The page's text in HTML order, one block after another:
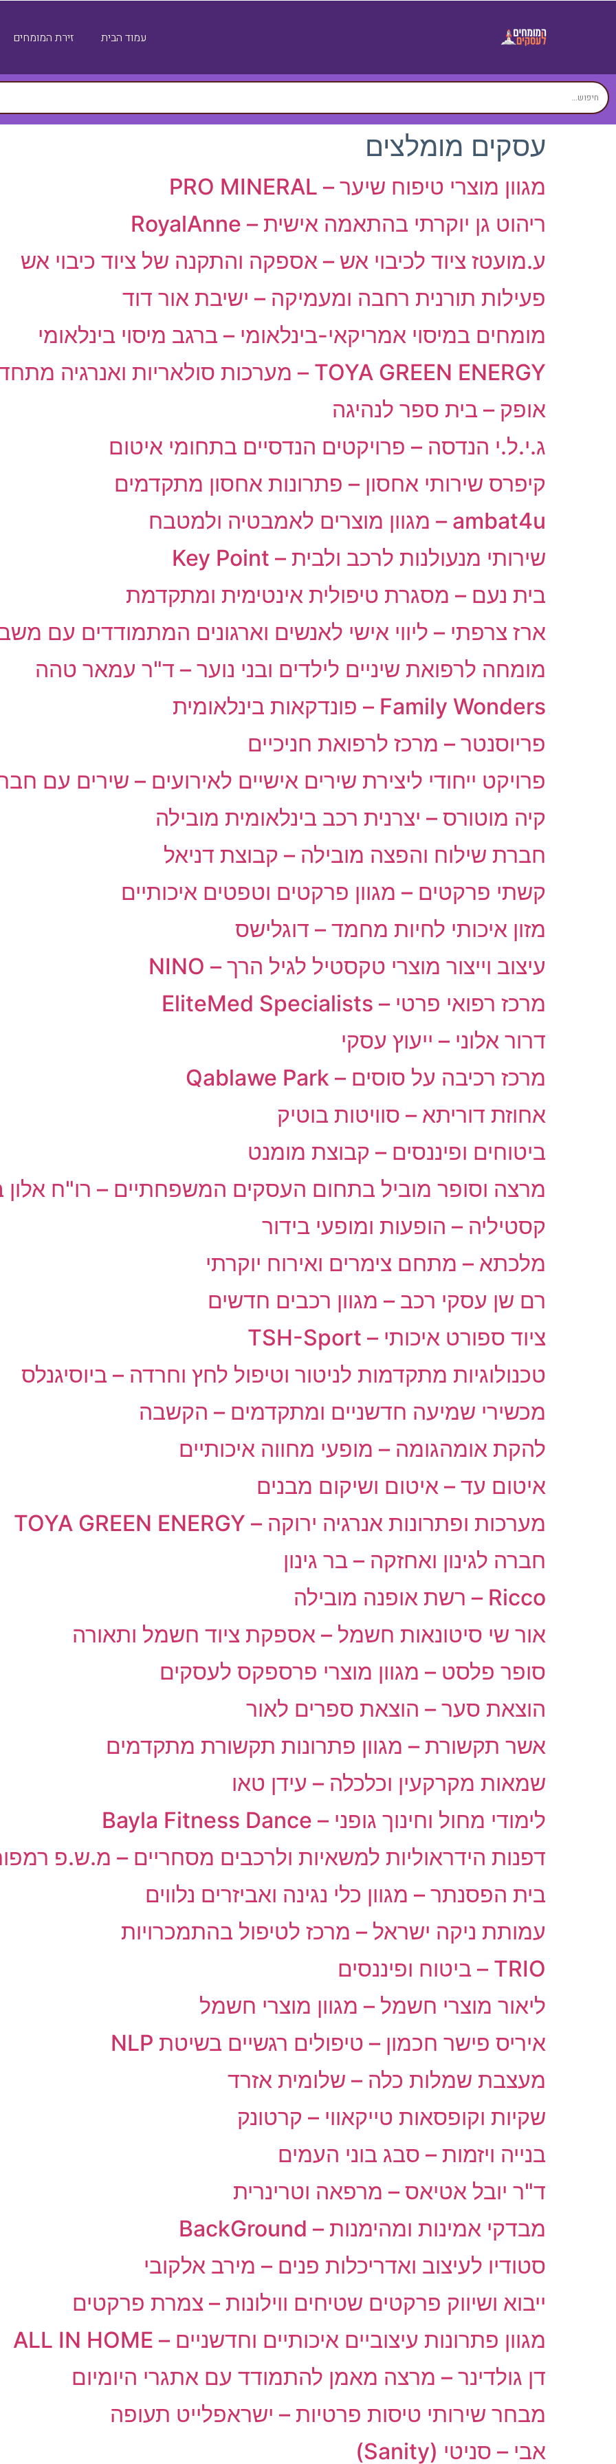
עמוד הבית זירת המומחים
עסקים מומלצים
מגוון מוצרי טיפוח שיער – PRO MINERAL
ריהוט גן יוקרתי בהתאמה אישית – RoyalAnne
ע.מועטז ציוד לכיבוי אש – אספקה והתקנה של ציוד כיבוי אש
פעילות תורנית רחבה ומעמיקה – ישיבת אור דוד
מומחים במיסוי אמריקאי-בינלאומי – ברגב מיסוי בינלאומי
TOYA GREEN ENERGY – מערכות סולאריות ואנרגיה מתחדשת
אופק – בית ספר לנהיגה
ג.י.ל.י הנדסה – פרויקטים הנדסיים בתחומי איטום
קיפרס שירותי אחסון – פתרונות אחסון מתקדמים
ambat4u – מגוון מוצרים לאמבטיה ולמטבח
שירותי מנעולנות לרכב ולבית – Key Point
בית נעם – מסגרת טיפולית אינטימית ומתקדמת
ארז צרפתי – ליווי אישי לאנשים וארגונים המתמודדים עם
מומחה לרפואת שיניים לילדים ובני נוער – ד"ר עמאר טהה
Family Wonders – פונדקאות בינלאומית
פריוסנטר – מרכז לרפואת חניכיים
פרויקט ייחודי ליצירת שירים אישיים לאירועים – שירים עם
קיה מוטורס – יצרנית רכב בינלאומית מובילה
חברת שילוח והפצה מובילה – קבוצת דניאל
קשתי פרקטים – מגוון פרקטים וטפטים איכותיים
מזון איכותי לחיות מחמד – דוגלישס
עיצוב וייצור מוצרי טקסטיל לגיל הרך – NINO
מרכז רפואי פרטי – EliteMed Specialists
דרור אלוני – ייעוץ עסקי
מרכז רכיבה על סוסים – Qablawe Park
אחוזת דוריתא – סוויטות בוטיק
ביטוחים ופיננסים – קבוצת מומנט
מרצה וסופר מוביל בתחום העסקים המשפחתיים – רו"ח אלון
קסטיליה – הופעות ומופעי בידור
מלכתא – מתחם צימרים ואירוח יוקרתי
רם שן עסקי רכב – מגוון רכבים חדשים
ציוד ספורט איכותי – TSH-Sport
טכנולוגיות מתקדמות לניטור וטיפול לחץ וחרדה – ביוסיגנלס
מכשירי שמיעה חדשניים ומתקדמים – הקשבה
להקת אומהגומה – מופעי מחווה איכותיים
איטום עד – איטום ושיקום מבנים
מערכות ופתרונות אנרגיה ירוקה – TOYA GREEN ENERGY
חברה לגינון ואחזקה – בר גינון
Ricco – רשת אופנה מובילה
אור שי סיטונאות חשמל – אספקת ציוד חשמל ותאורה
סופר פלסט – מגוון מוצרי פרספקס לעסקים
הוצאת סער – הוצאת ספרים לאור
אשר תקשורת – מגוון פתרונות תקשורת מתקדמים
שמאות מקרקעין וכלכלה – עידן טאו
לימודי מחול וחינוך גופני – Bayla Fitness Dance
דפנות הידראוליות למשאיות ולרכבים מסחריים – מ.ש.פ
בית הפסנתר – מגוון כלי נגינה ואביזרים נלווים
עמותת ניקה ישראל – מרכז לטיפול בהתמכרויות
TRIO – ביטוח ופיננסים
ליאור מוצרי חשמל – מגוון מוצרי חשמל
איריס פישר חכמון – טיפולים רגשיים בשיטת NLP
מעצבת שמלות כלה – שלומית אזרד
שקיות וקופסאות טייקאווי – קרטונק
בנייה ויזמות – סבג בוני העמים
ד"ר יובל אטיאס – מרפאה וטרינרית
מבדקי אמינות ומהימנות – BackGround
סטודיו לעיצוב ואדריכלות פנים – מירב אלקובי
ייבוא ושיווק פרקטים שטיחים ווילונות – צמרת פרקטים
מגוון פתרונות עיצוביים איכותיים וחדשניים – ALL IN HOME
דן גולדינר – מרצה מאמן להתמודד עם אתגרי היומיום
מבחר שירותי טיסות פרטיות – ישראפלייט תעופה
אבי – סניטי (Sanity)